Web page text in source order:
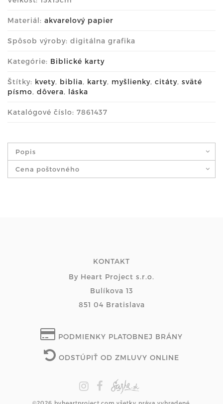
Materiál: akvarelový papier
Spôsob výroby: digitálna grafika
Kategórie: Biblické karty
Štítky: kvety, biblia, karty, myšlienky, citáty, sväté
písmo, dôvera, láska
Katalógové číslo: 7861437
Popis
Cena poštovného
KONTAKT
By Heart Project s.r.o.
Bulíkova 13
851 04 Bratislava
PODMIENKY PLATOBNEJ BRÁNY
ODSTÚPIŤ OD ZMLUVY ONLINE
©2026 byheartproject.com všetky práva vyhradené.